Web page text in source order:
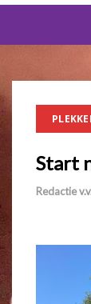
Start
Redactie